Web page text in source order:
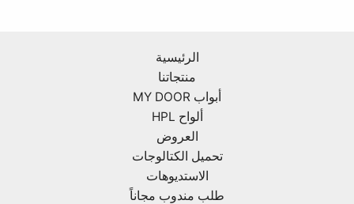
الرئيسية
منتجاتنا
أبواب MY DOOR
ألواح HPL
العروض
تحميل الكتالوجات
الاستديوهات
طلب مندوب مجاناً